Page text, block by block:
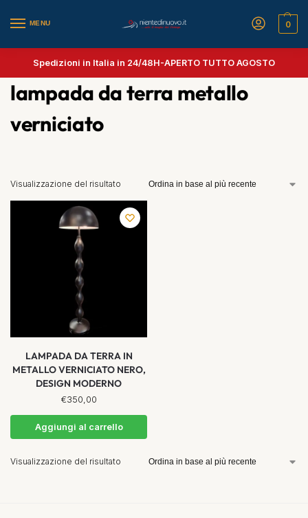
MENU 0
Spedizioni in Italia in 24/48H-APERTO TUTTO AGOSTO
lampada da terra metallo
verniciato
Visualizzazione del risultato
LAMPADA DA TERRA IN
METALLO VERNICIATO NERO,
DESIGN MODERNO
€350,00
Aggiungi al carrello
Visualizzazione del risultato